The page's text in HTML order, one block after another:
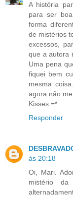
A história
para ser
forma
de mistérios
excessos,
que a autora
Uma pena
fiquei bem
mesma
agora não
Kisses =*
Responder
às 20:18
Oi, Mari.
mistério